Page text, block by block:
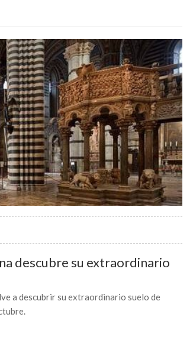
descubre su extraordinario
a descubrir su extraordinario suelo de